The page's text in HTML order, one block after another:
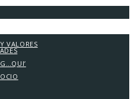
VALORES